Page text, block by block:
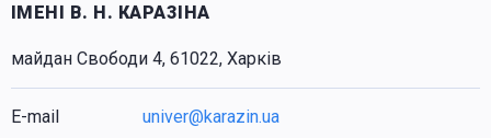
ІМЕНІ В. Н. КАРАЗІНА
майдан Свободи 4, 61022, Харків
E-mail univer@karazin.ua